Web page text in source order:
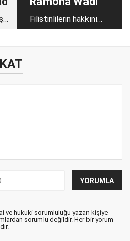
Filistinlilerin hakkını
uluslararası
ve hukuki sorumluluğu yazan kişiye
sorumlu değildir. Her bir yorum